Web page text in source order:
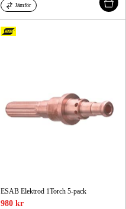
Jämför
ESAB Elektrod 1Torch 5-pack
980 kr